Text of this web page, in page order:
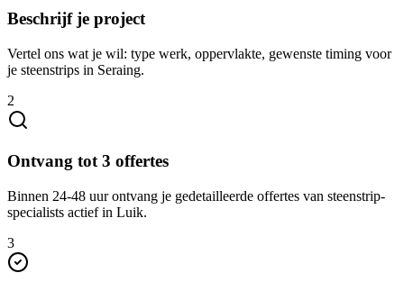
Beschrijf je project
Vertel ons wat je wil: type werk, oppervlakte, gewenste timing voor
je steenstrips in Seraing.
2
Ontvang tot 3 offertes
Binnen 24-48 uur ontvang je gedetailleerde offertes van steenstrip-
specialists actief in Luik.
3